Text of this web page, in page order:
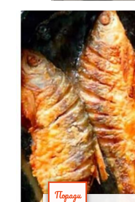
Поради